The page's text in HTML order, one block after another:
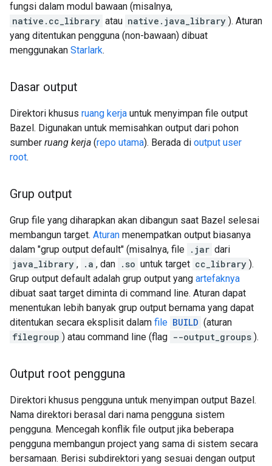
fungsi dalam modul bawaan (misalnya,
native.cc_library atau native.java_library ). Aturan
yang ditentukan pengguna (non-bawaan) dibuat
menggunakan Starlark.
Dasar output
Direktori khusus ruang kerja untuk menyimpan file output
Bazel. Digunakan untuk memisahkan output dari pohon
sumber ruang kerja (repo utama). Berada di output user
root.
Grup output
Grup file yang diharapkan akan dibangun saat Bazel selesai
membangun target. Aturan menempatkan output biasanya
dalam "grup output default" (misalnya, file .jar dari
java_library , .a , dan .so untuk target cc_library ).
Grup output default adalah grup output yang artefaknya
dibuat saat target diminta di command line. Aturan dapat
menentukan lebih banyak grup output bernama yang dapat
ditentukan secara eksplisit dalam file BUILD (aturan
filegroup ) atau command line (flag --output_groups ).
Output root pengguna
Direktori khusus pengguna untuk menyimpan output Bazel.
Nama direktori berasal dari nama pengguna sistem
pengguna. Mencegah konflik file output jika beberapa
pengguna membangun project yang sama di sistem secara
bersamaan. Berisi subdirektori yang sesuai dengan output